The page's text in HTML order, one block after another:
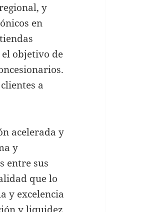
y
en
objetivo de
a
acelerada y
y
entre sus
que lo
y excelencia
y liquidez,